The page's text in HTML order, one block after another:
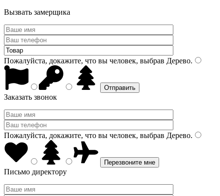
Вызвать замерщика
Пожалуйста, докажите, что вы человек, выбрав Дерево.
Заказать звонок
Пожалуйста, докажите, что вы человек, выбрав Дерево.
Письмо директору